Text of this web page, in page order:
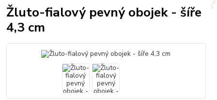
Žluto-fialový pevný obojek - šíře
4,3 cm